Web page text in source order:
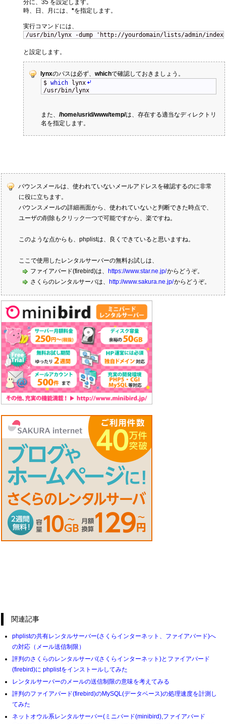
分に、35 を設定します。
時、日、月には、 *を指定します。
実行コマンドには、
/usr/bin/lynx -dump 'http://yourdomain/lists/admin/
と設定します。
lynxのパスは必ず、 whichで確認しておきましょう。
$ which lynx
/usr/bin/lynx
また、 /home/usrid/www/temp/は、存在する適当なディレクトリ
名を指定します。
バウンスメールは、使われていないメールアドレスを確認するのに非常
に役に立ちます。
バウンスメールの詳細画面から、使われていないと判断できた時点で、
ユーザの削除もクリック一つで可能ですから、楽ですね。
このような点からも、phplistは、良くできていると思いますね。
ここで使用したレンタルサーバーの無料お試しは、
ファイアバード(firebird)は、 https://www.star.ne.jp/からどうぞ。
さくらのレンタルサーバは、 http://www.sakura.ne.jp/からどうぞ。
関連記事
phplistの共有レンタルサーバー(さくらインターネット、ファイアバード)へ
の対応（メール送信制限）
評判のさくらのレンタルサーバ(さくらインターネット)とファイアバード
(firebird)に phplistをインストールしてみた
レンタルサーバーのメールの送信制限の意味を考えてみる
評判のファイアバード(firebird)のMySQL(データベース)の処理速度を計測し
てみた
ネットオウル系レンタルサーバー(ミニバード(minibird),ファイアバード